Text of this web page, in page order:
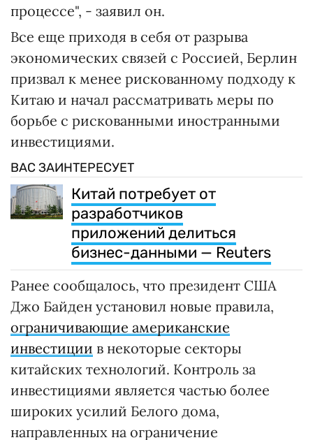
процессе", - заявил он.
Все еще приходя в себя от разрыва
экономических связей с Россией, Берлин
призвал к менее рискованному подходу к
Китаю и начал рассматривать меры по
борьбе с рискованными иностранными
инвестициями.
ВАС ЗАИНТЕРЕСУЕТ
Китай потребует от
разработчиков
приложений делиться
бизнес-данными — Reuters
Ранее сообщалось, что президент США
Джо Байден установил новые правила,
ограничивающие американские
инвестиции в некоторые секторы
китайских технологий. Контроль за
инвестициями является частью более
широких усилий Белого дома,
направленных на ограничение